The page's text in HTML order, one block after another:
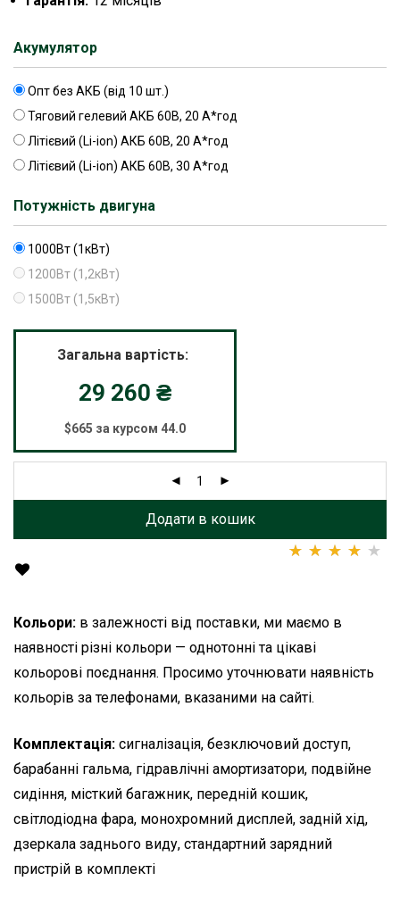
Акумулятор
Опт без АКБ (від 10 шт.)
Тяговий гелевий АКБ 60В, 20 А*год
Літієвий (Li-ion) АКБ 60В, 20 А*год
Літієвий (Li-ion) АКБ 60В, 30 А*год
Потужність двигуна
1000Вт (1кВт)
1200Вт (1,2кВт)
1500Вт (1,5кВт)
Загальна вартість:
29 260 ₴
$665 за курсом 44.0
Додати в кошик
опитування
покупця
Кольори: в залежності від поставки, ми маємо в
наявності різні кольори — однотонні та цікаві
кольорові поєднання. Просимо уточнювати наявність
кольорів за телефонами, вказаними на сайті.
Комплектація: сигналізація, безключовий доступ,
барабанні гальма, гідравлічні амортизатори, подвійне
сидіння, місткий багажник, передній кошик,
світлодіодна фара, монохромний дисплей, задній хід,
дзеркала заднього виду, стандартний зарядний
пристрій в комплекті